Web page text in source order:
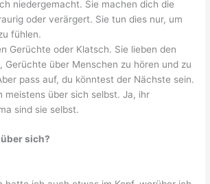
niedergemacht. Sie machen dich die
oder verärgert. Sie tun dies nur, um
fühlen.
Gerüchte oder Klatsch. Sie lieben den
Gerüchte über Menschen zu hören und zu
pass auf, du könntest der Nächste sein.
meistens über sich selbst. Ja, ihr
sind sie selbst.
sich?